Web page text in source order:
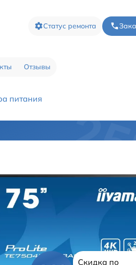
Статус ремонта
Отзывы
питания
Скидка по